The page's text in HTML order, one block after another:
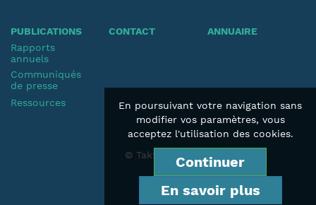
PUBLICATIONS
Rapports
annuels
Communiqués
de presse
Ressources
CONTACT ANNUAIRE
© Taktik 2019
En poursuivant votre navigation sans
modifier vos paramètres, vous
acceptez l'utilisation des cookies.
Continuer
En savoir plus